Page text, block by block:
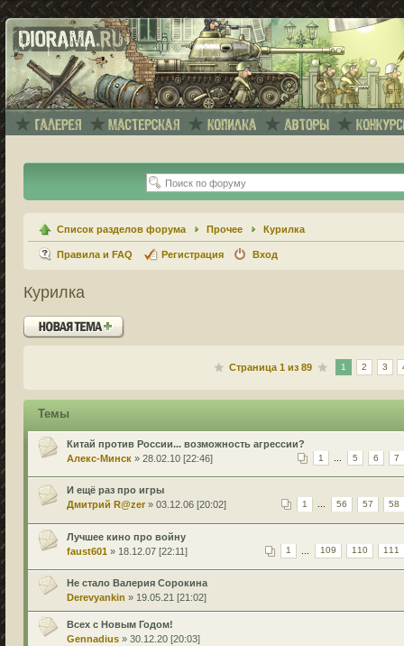
Список разделов форума Прочее Курилка
Правила и FAQ Регистрация Вход
Курилка
Новая тема
Страница1 из89 1 2 3
Темы
Китай против России... возможность агрессии?
1 5 6 7
Алекс-Минск » 28.02.10 [22:46]
И ещё раз про игры
1 ... 56 57 58
Дмитрий R@zer » 03.12.06 [20:02]
Лучшее кино про войну
1 109 110 111
faust601 » 18.12.07 [22:11]
Не стало Валерия Сорокина
Derevyankin » 19.05.21 [21:02]
Всех с Новым Годом!
Gennadius » 30.12.20 [20:03]